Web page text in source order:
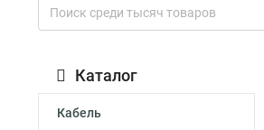
Каталог
Кабель